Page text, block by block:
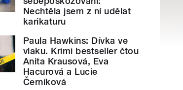
Nechtěla jsem z ní udělat
karikaturu
Paula Hawkins: Dívka ve
vlaku. Krimi bestseller čtou
Anita Krausová, Eva
Hacurová a Lucie
Černíková